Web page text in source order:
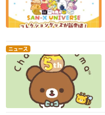
ニュース